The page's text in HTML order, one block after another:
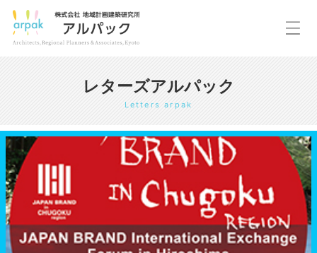
レターズアルパック
Letters arpak